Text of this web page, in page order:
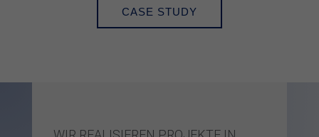
CASE STUDY